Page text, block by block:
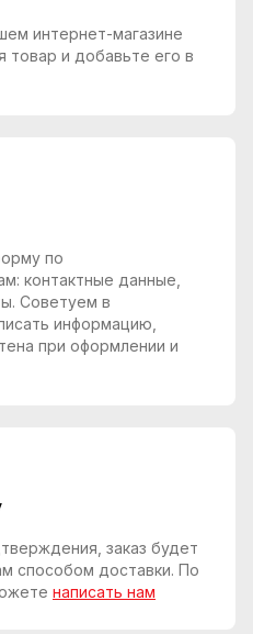
интернет-магазине
товар и добавьте его в
по
контактные данные,
Советуем в
информацию,
при оформлении и
заказ будет
способом доставки. По
написать нам